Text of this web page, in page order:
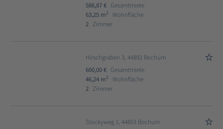
586,87 € Gesamtmiete
63,25 m2
Wohnfläche
2 Zimmer
Hirschgraben 3, 44892 Bochum
600,00 € Gesamtmiete
46,24 m2
Wohnfläche
2 Zimmer
Stockyweg 1, 44803 Bochum